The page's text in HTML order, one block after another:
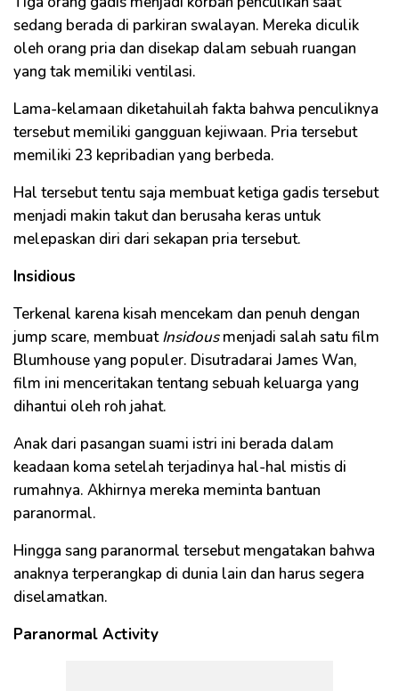
sedang berada di parkiran swalayan. Mereka diculik
oleh orang pria dan disekap dalam sebuah ruangan
yang tak memiliki ventilasi.
Lama-kelamaan diketahuilah fakta bahwa penculiknya
tersebut memiliki gangguan kejiwaan. Pria tersebut
memiliki 23 kepribadian yang berbeda.
Hal tersebut tentu saja membuat ketiga gadis tersebut
menjadi makin takut dan berusaha keras untuk
melepaskan diri dari sekapan pria tersebut.
Insidious
Terkenal karena kisah mencekam dan penuh dengan
jump scare, membuatInsidousmenjadi salah satu film
Blumhouse yang populer. Disutradarai James Wan,
film ini menceritakan tentang sebuah keluarga yang
dihantui oleh roh jahat.
Anak dari pasangan suami istri ini berada dalam
keadaan koma setelah terjadinya hal-hal mistis di
rumahnya. Akhirnya mereka meminta bantuan
paranormal.
Hingga sang paranormal tersebut mengatakan bahwa
anaknya terperangkap di dunia lain dan harus segera
diselamatkan.
Paranormal Activity